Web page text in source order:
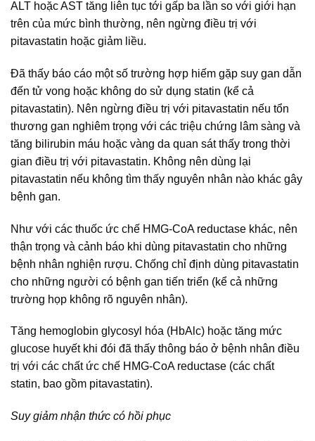
ALT hoặc AST tăng liên tục tới gấp ba lần so với giới hạn
trên của mức bình thường, nên ngừng điều trị với
pitavastatin hoặc giảm liều.
Đã thấy báo cáo một số trường hợp hiếm gặp suy gan dẫn
đến tử vong hoặc không do sử dụng statin (kể cả
pitavastatin). Nên ngừng điều trị với pitavastatin nếu tổn
thương gan nghiêm trọng với các triệu chứng lâm sàng và
tăng bilirubin máu hoặc vàng da quan sát thấy trong thời
gian điều trị với pitavastatin. Không nên dùng lại
pitavastatin nếu không tìm thấy nguyên nhân nào khác gây
bệnh gan.
Như với các thuốc ức chế HMG-CoA reductase khác, nên
thận trọng và cảnh báo khi dùng pitavastatin cho những
bệnh nhân nghiện rượu. Chống chỉ định dùng pitavastatin
cho những người có bệnh gan tiến triển (kể cả những
trường họp không rõ nguyên nhân).
Tăng hemoglobin glycosyl hóa (HbAlc) hoặc tăng mức
glucose huyết khi đói đã thấy thông báo ở bệnh nhân điều
trị với các chất ức chế HMG-CoA reductase (các chất
statin, bao gồm pitavastatin).
Suy giảm nhận thức có hồi phục